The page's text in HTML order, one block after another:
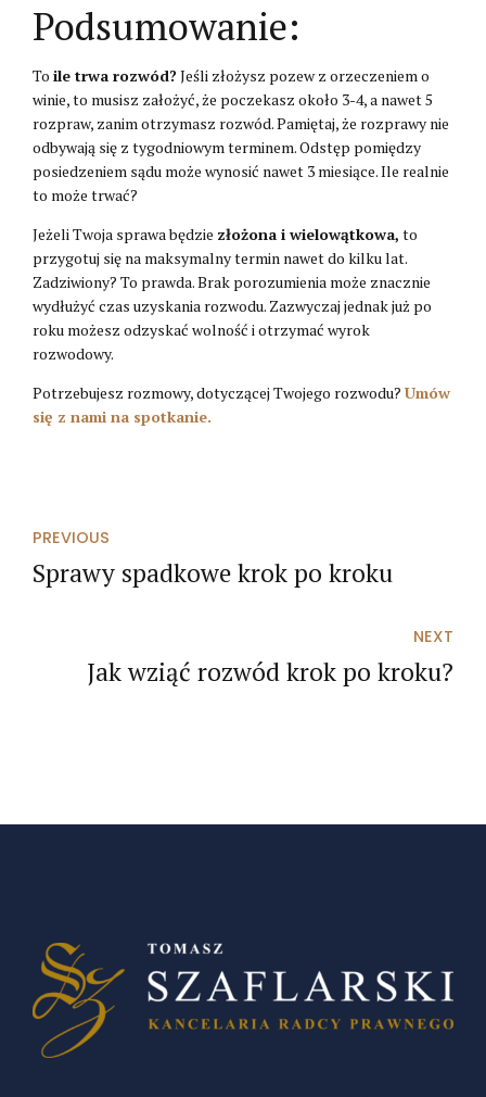
Podsumowanie:
To ile trwa rozwód?Jeśli złożysz pozew z orzeczeniem o
winie, to musisz założyć, że poczekasz około 3-4, a nawet 5
rozpraw, zanim otrzymasz rozwód. Pamiętaj, że rozprawy nie
odbywają się z tygodniowym terminem. Odstęp pomiędzy
posiedzeniem sądu może wynosić nawet 3 miesiące. Ile realnie
to może trwać?
Jeżeli Twoja sprawa będzie złożona i wielowątkowa, to
przygotuj się na maksymalny termin nawet do kilku lat.
Zadziwiony? To prawda. Brak porozumienia może znacznie
wydłużyć czas uzyskania rozwodu. Zazwyczaj jednak już po
roku możesz odzyskać wolność i otrzymać wyrok
rozwodowy.
Potrzebujesz rozmowy, dotyczącej Twojego rozwodu? Umów
się z nami na spotkanie.
PREVIOUS
Sprawy spadkowe krok po kroku
NEXT
Jak wziąć rozwód krok po kroku?